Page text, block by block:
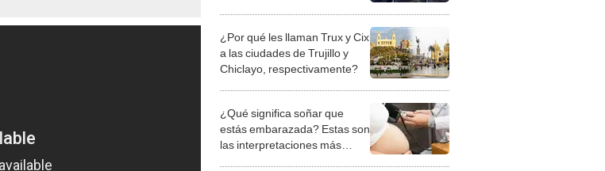
¿Por qué les llaman Trux y Cix
a las ciudades de Trujillo y
Chiclayo, respectivamente?
¿Qué significa soñar que
estás embarazada? Estas son
las interpretaciones más